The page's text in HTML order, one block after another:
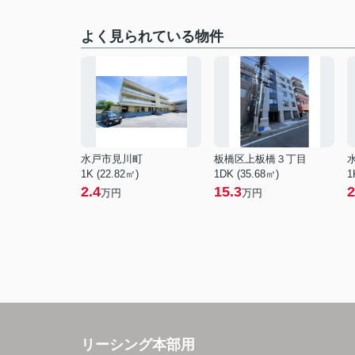
よく見られている物件
水戸市見川町
1K (22.82㎡)
2.4万円
板橋区上板橋３丁目
1DK (35.68㎡)
15.3万円
リーシング本部用